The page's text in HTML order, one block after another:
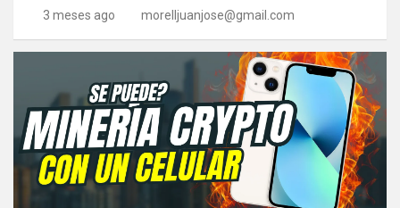
3 meses ago morelljuanjose@gmail.com